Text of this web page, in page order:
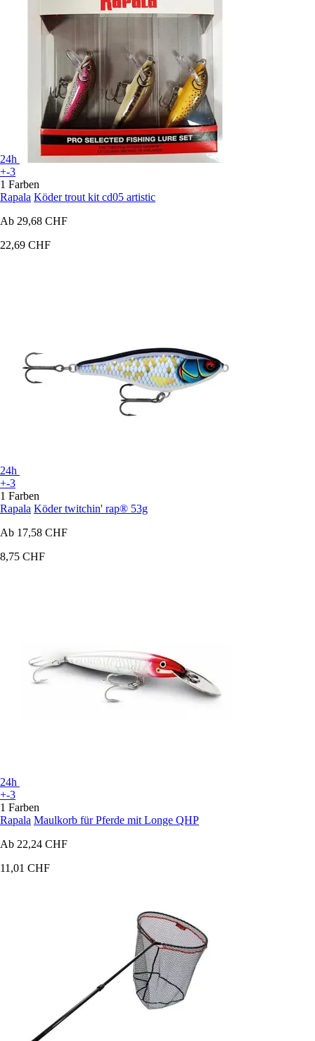
24h
+-3
1 Farben
Rapala Köder trout kit cd05 artistic
Ab 29,68 CHF
22,69 CHF
24h
+-3
1 Farben
Rapala Köder twitchin' rap® 53g
Ab 17,58 CHF
8,75 CHF
24h
+-3
1 Farben
Rapala Maulkorb für Pferde mit Longe QHP
Ab 22,24 CHF
11,01 CHF